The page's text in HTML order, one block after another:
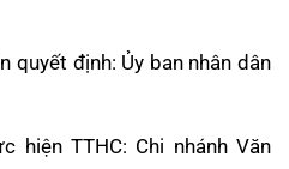
quyết định: Ủy ban nhân dân
hiện TTHC: Chi nhánh Văn